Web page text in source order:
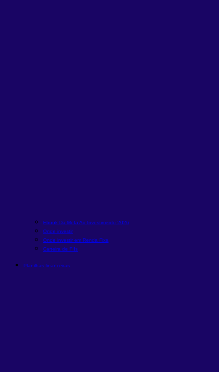
Ebook Da Meta Ao Investimento 2026
Onde investir
Onde investir em Renda Fixa
Carteira de FIIs
Planilhas financeiras